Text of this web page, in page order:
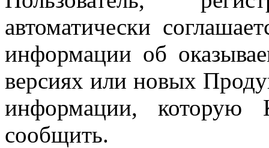
автоматически
информации об
версиях или новых
информации, которую
сообщить.